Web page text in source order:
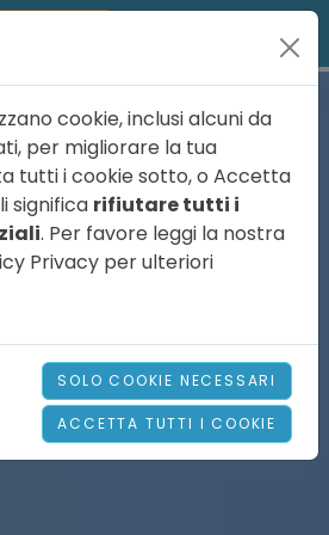
Rosa
cookie, inclusi alcuni da
per migliorare la tua
tutti i cookie sotto, o Accetta
significa rifiutare tutti i
. Per favore leggi la nostra
Privacy per ulteriori
SOLO COOKIE NECESSARI
ACCETTA TUTTI I COOKIE